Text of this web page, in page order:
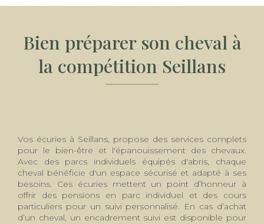
Bien préparer son cheval à
la compétition Seillans
Vos écuries à Seillans, propose des services complets
pour le bien-être et l'épanouissement des chevaux.
Avec des parcs individuels équipés d'abris, chaque
cheval bénéficie d'un espace sécurisé et adapté à ses
besoins. Ces écuries mettent un point d’honneur à
offrir des pensions en parc individuel et des cours
particuliers pour un suivi personnalisé. En cas d’achat
d’un cheval, un encadrement suivi est disponible pour